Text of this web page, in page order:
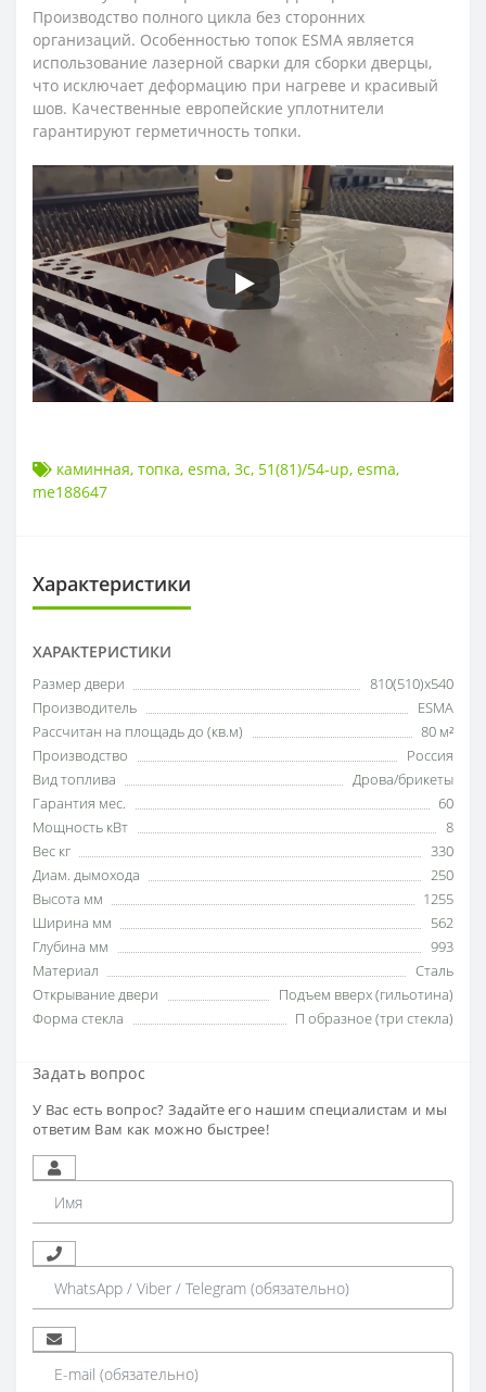
Производство полного цикла без сторонних
организаций. Особенностью топок ESMA является
использование лазерной сварки для сборки дверцы,
что исключает деформацию при нагреве и красивый
шов. Качественные европейские уплотнители
гарантируют герметичность топки.
каминная, топка, esma, 3с, 51(81)/54-up, esma,
me188647
Характеристики
ХАРАКТЕРИСТИКИ
Размер двери
810(510)х540
Производитель
ESMA
Рассчитан на площадь до (кв.м)
80 м²
Производство
Россия
Вид топлива
Дрова/брикеты
Гарантия мес.
60
Мощность кВт
8
Вес кг
330
Диам. дымохода
250
Высота мм
1255
Ширина мм
562
Глубина мм
993
Материал
Сталь
Открывание двери
Подъем вверх (гильотина)
Форма стекла
П образное (три стекла)
Задать вопрос
У Вас есть вопрос? Задайте его нашим специалистам и мы
ответим Вам как можно быстрее!